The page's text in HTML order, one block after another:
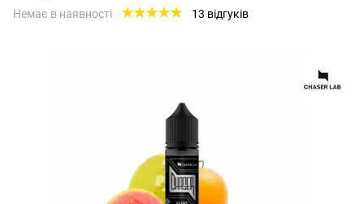
Немає в наявності 13 відгуків